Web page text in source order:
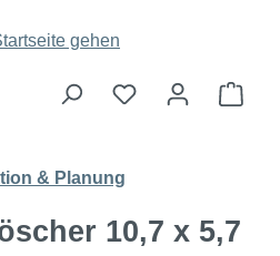
& Planung
10,7 x 5,7